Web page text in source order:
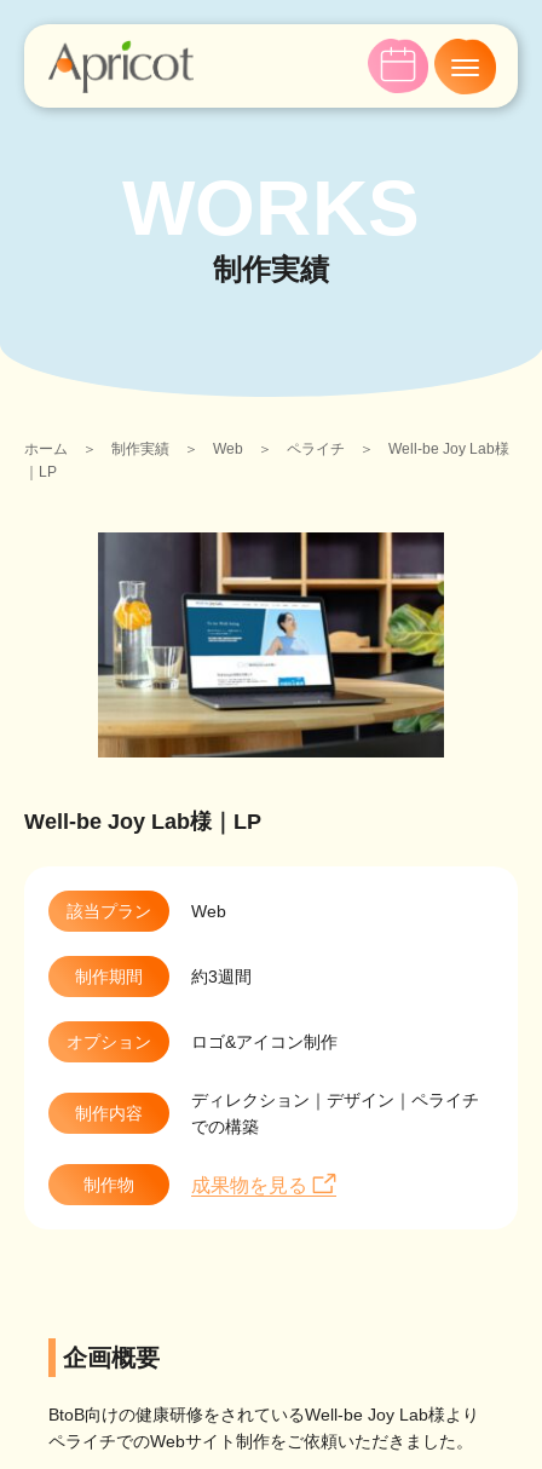
WORKS
制作実績
ホーム ＞制作実績 ＞Web ＞ペライチ ＞Well-be Joy Lab様
｜LP
Well-be Joy Lab様｜LP
該当プラン Web
制作期間 約3週間
オプション ロゴ&アイコン制作
制作内容
ディレクション｜デザイン｜ペライチ
での構築
制作物 成果物を見る
企画概要
BtoB向けの健康研修をされているWell-be Joy Lab様より
ペライチでのWebサイト制作をご依頼いただきました。